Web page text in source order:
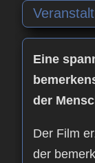
Eine
der
Der Film
der